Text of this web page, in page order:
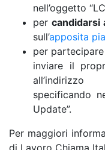
nell’oggetto
per candidarsi
sull’apposita
per partecipare
inviare il
specificando
Update”.
Per maggiori
di Lavoro Chiama